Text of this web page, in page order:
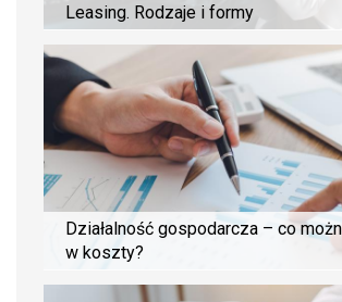
Leasing. Rodzaje i formy
Działalność gospodarcza – co
w koszty?